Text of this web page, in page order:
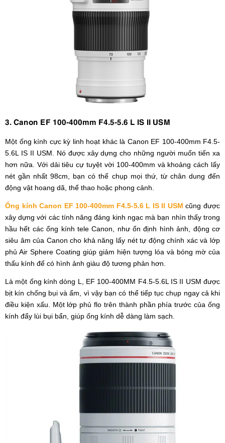
3. Canon EF 100-400mm F4.5-5.6 L IS II USM
Một ống kính cực kỳ linh hoạt khác là Canon EF 100-400mm F4.5-
5.6L IS II USM. Nó được xây dựng cho những người muốn tiến xa
hơn nữa. Với dải tiêu cự tuyệt vời 100-400mm và khoảng cách lấy
nét gần nhất 98cm, bạn có thể chụp mọi thứ, từ chân dung đến
động vật hoang dã, thể thao hoặc phong cảnh.
Ống kính Canon EF 100-400mm F4.5-5.6 L IS II USM cũng được
xây dựng với các tính năng đáng kinh ngạc mà bạn nhìn thấy trong
hầu hết các ống kính tele Canon, như ổn định hình ảnh, động cơ
siêu âm của Canon cho khả năng lấy nét tự động chính xác và lớp
phủ Air Sphere Coating giúp giảm hiện tượng lóa và bóng mờ của
thấu kính để có hình ảnh giàu độ tương phản hơn.
Là một ống kính dòng L, EF 100-400MM F4.5-5.6L IS II USM được
bịt kín chống bụi và ẩm, vì vậy bạn có thể tiếp tục chụp ngay cả khi
điều kiện xấu. Một lớp phủ flo trên thành phần phía trước của ống
kính đẩy lùi bụi bẩn, giúp ống kính dễ dàng làm sạch.